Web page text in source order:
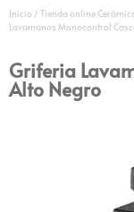
Inicio / Tienda online
Lavamanos Monocontrol
Griferia
Alto Negro